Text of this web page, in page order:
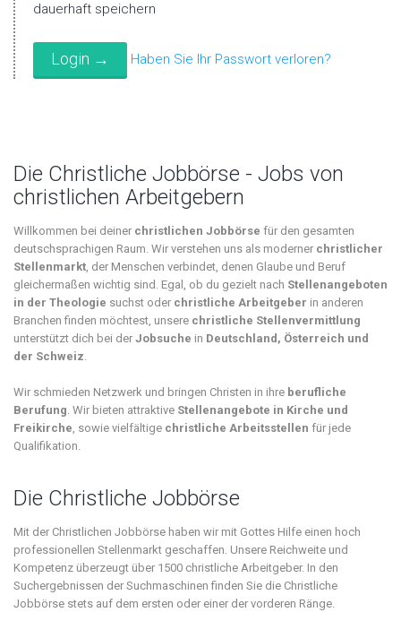
dauerhaft speichern
Haben Sie Ihr Passwort verloren?
Die Christliche Jobbörse - Jobs von
christlichen Arbeitgebern
Willkommen bei deiner christlichen Jobbörse für den gesamten
deutschsprachigen Raum. Wir verstehen uns als moderner christlicher
Stellenmarkt , der Menschen verbindet, denen Glaube und Beruf
gleichermaßen wichtig sind. Egal, ob du gezielt nach Stellenangeboten
in der Theologie suchst oder christliche Arbeitgeber in anderen
Branchen finden möchtest, unsere christliche Stellenvermittlung
unterstützt dich bei der Jobsuche in Deutschland, Österreich und
der Schweiz
Wir schmieden Netzwerk und bringen Christen in ihre berufliche
Berufung . Wir bieten attraktive Stellenangebote in Kirche und
Freikirche , sowie vielfältige christliche Arbeitsstellen für jede
Qualifikation.
Die Christliche Jobbörse
Mit der Christlichen Jobbörse haben wir mit Gottes Hilfe einen hoch
professionellen Stellenmarkt geschaffen. Unsere Reichweite und
Kompetenz überzeugt über 1500 christliche Arbeitgeber. In den
Suchergebnissen der Suchmaschinen finden Sie die Christliche
Jobbörse stets auf dem ersten oder einer der vorderen Ränge.